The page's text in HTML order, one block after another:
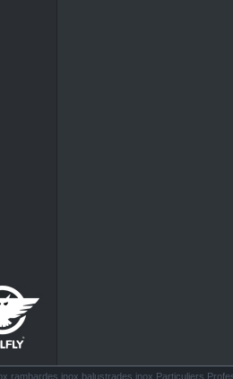
rambardes inox balustrades inox Particuliers